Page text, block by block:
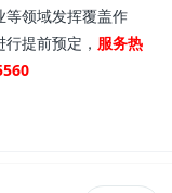
等领域发挥覆盖作
提前预定， 服务热